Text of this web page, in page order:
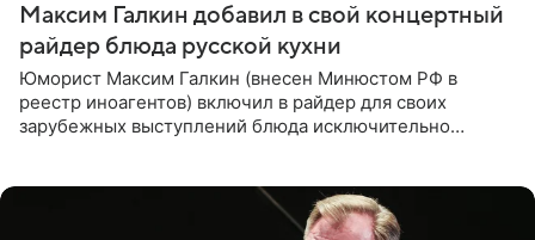
Максим Галкин добавил в свой концертный
райдер блюда русской кухни
Юморист Максим Галкин (внесен Минюстом РФ в
реестр иноагентов) включил в райдер для своих
зарубежных выступлений блюда исключительно